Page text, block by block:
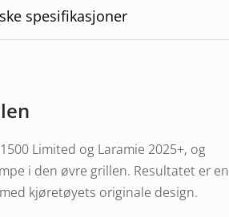
spesifikasjoner
Limited og Laramie 2025+, og
i den øvre grillen. Resultatet er en
kjøretøyets originale design.